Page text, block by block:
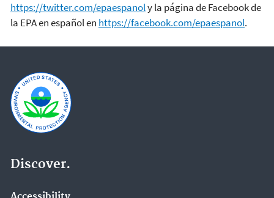
https://twitter.com/epaespanoly la página de Facebook de
la EPA en español en https://facebook.com/epaespanol.
Discover.